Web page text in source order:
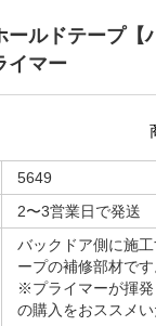
ールドテープ
イマー
5649
2〜3営業日で発送
バックドア側に施
ープの補修部材です
※プライマーが揮
の購入をおススメい